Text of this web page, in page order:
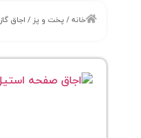
خانه / پخت و پز / اجاق گاز